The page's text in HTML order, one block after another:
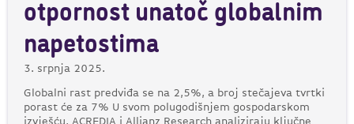
otpornost unatoč globalnim
napetostima
3. srpnja 2025.
Globalni rast predviđa se na 2,5%, a broj stečajeva tvrtki
porast će za 7% U svom polugodišnjem gospodarskom
izvješću, ACREDIA i Allianz Research analiziraju ključne